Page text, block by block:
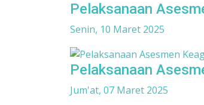
Pelaksanaan
Senin, 10 Maret 2025
Pelaksanaan
Jum'at, 07 Maret 2025